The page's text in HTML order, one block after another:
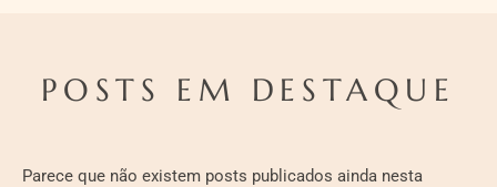
POSTS EM DESTAQUE
Parece que não existem posts publicados ainda nesta